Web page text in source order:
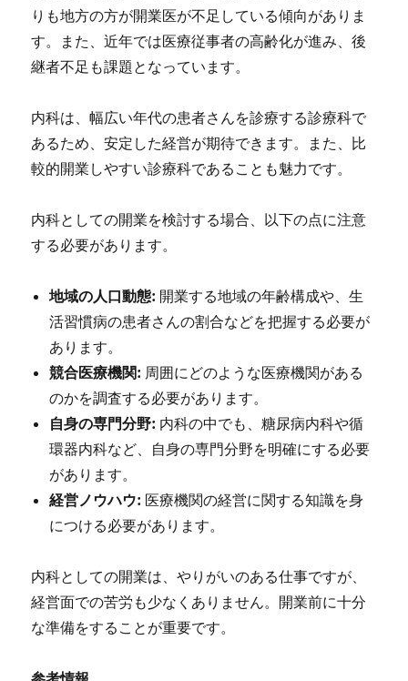
りも地方の方が開業医が不足している傾向がありま
す。また、近年では医療従事者の高齢化が進み、後
継者不足も課題となっています。
内科は、幅広い年代の患者さんを診療する診療科で
あるため、安定した経営が期待できます。また、比
較的開業しやすい診療科であることも魅力です。
内科としての開業を検討する場合、以下の点に注意
する必要があります。
地域の人口動態: 開業する地域の年齢構成や、生
活習慣病の患者さんの割合などを把握する必要が
あります。
競合医療機関: 周囲にどのような医療機関がある
のかを調査する必要があります。
自身の専門分野: 内科の中でも、糖尿病内科や循
環器内科など、自身の専門分野を明確にする必要
があります。
経営ノウハウ: 医療機関の経営に関する知識を身
につける必要があります。
内科としての開業は、やりがいのある仕事ですが、
経営面での苦労も少なくありません。開業前に十分
な準備をすることが重要です。